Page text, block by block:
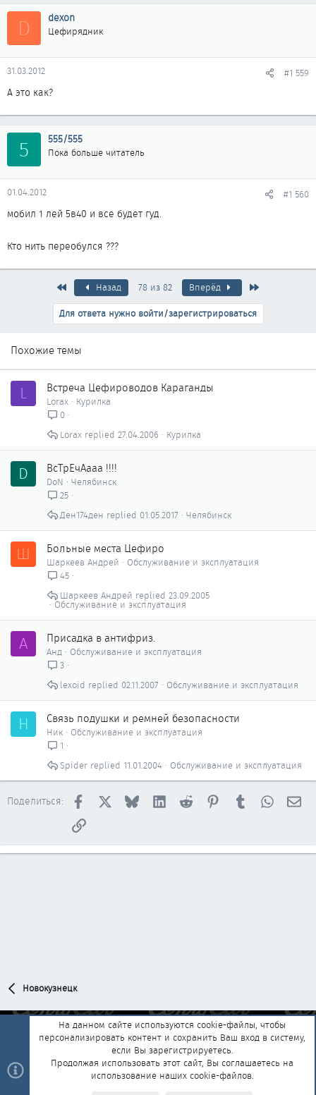
D dexon
Цефирядник
31.03.2012 #1 559
А это как?
5 555/555
Пока больше читатель
01.04.2012 #1 560
мобил 1 лей 5в40 и все будет гуд.
Кто нить переобулся ???
ПервыйНазад 78 из 82 Вперёд
Для ответа нужно войти/зарегистрироваться
Похожие темы
L Встреча Цефироводов Караганды
Lorax
Курилка
0
Курилка
27.04.2006
Lorax
D ВсТрЕчАааа !!!!
DoN
Челябинск
25
Челябинск
01.05.2017
Ден174ден
Ш Больные места Цефиро
Шаркеев Андрей
Обслуживание и эксплуатация
45
Обслуживание и эксплуатация
23.09.2005
Шаркеев Андрей
А Присадка в антифриз.
Анд
Обслуживание и эксплуатация
3
Обслуживание и эксплуатация
02.11.2007
lexoid
Н Связь подушки и ремней безопасности
Ник
Обслуживание и эксплуатация
1
Обслуживание и эксплуатация
11.01.2004
Spider
Поделиться: Facebook BlueskyLinkedInReddit PinterestTumblr
Ссылка
Новокузнецк
Обратная связь
Условия и правила
Политика конфиденциальности
Помощь Главная
R
На данном сайте используются cookie-файлы, чтобы
персонализировать контент и сохранить Ваш вход в систему,
если Вы зарегистрируетесь.
Продолжая использовать этот сайт, Вы соглашаетесь на
использование наших cookie-файлов.